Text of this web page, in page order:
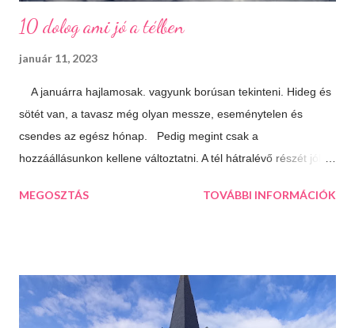
10 dolog ami jó a télben
január 11, 2023
A januárra hajlamosak. vagyunk borúsan tekinteni. Hideg és
sötét van, a tavasz még olyan messze, eseménytelen és
csendes az egész hónap. Pedig megint csak a
hozzáállásunkon kellene változtatni. A tél hátralévő részét jól is
ami jó a télben: Végtelen mozizós estek Hamar sötétedik, ha
már nem gyakran esik a hó, de korizni akkor is lehet, minden
másért meg irány a Kékes, Dobogókő vagy Eplény. Sűrű
MEGOSZTÁS TOVÁBBI INFORMÁCIÓK